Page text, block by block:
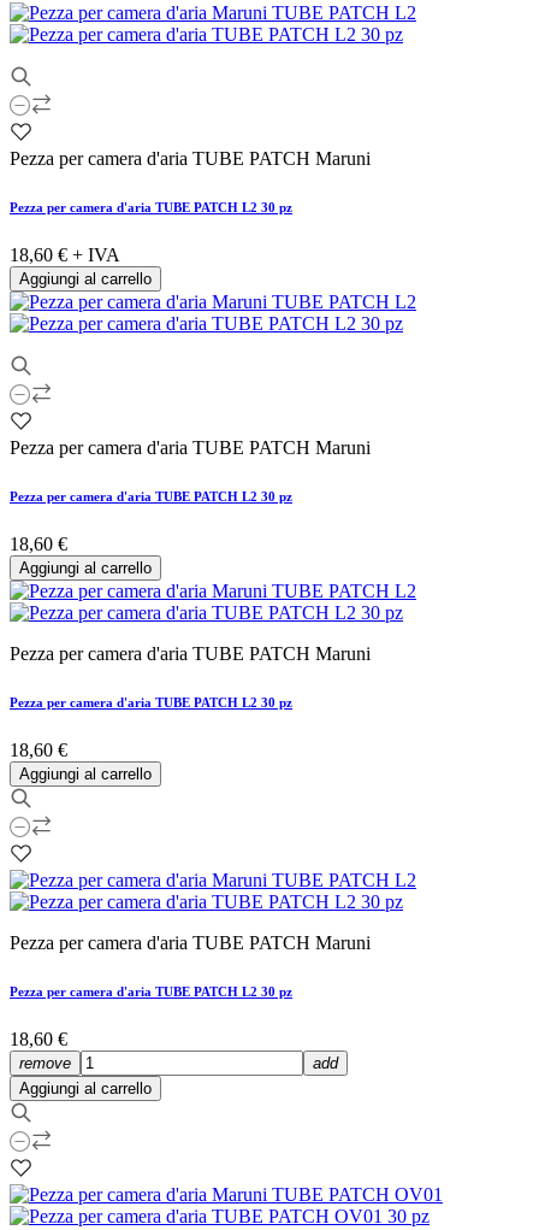
Pezza per camera d'aria TUBE PATCH Maruni
Pezza per camera d'aria TUBE PATCH L2 30 pz
18,60 € + IVA
Aggiungi al carrello
Pezza per camera d'aria TUBE PATCH Maruni
Pezza per camera d'aria TUBE PATCH L2 30 pz
18,60 €
Aggiungi al carrello
Pezza per camera d'aria TUBE PATCH Maruni
Pezza per camera d'aria TUBE PATCH L2 30 pz
18,60 €
Aggiungi al carrello
Pezza per camera d'aria TUBE PATCH Maruni
Pezza per camera d'aria TUBE PATCH L2 30 pz
18,60 €
remove
add
Aggiungi al carrello